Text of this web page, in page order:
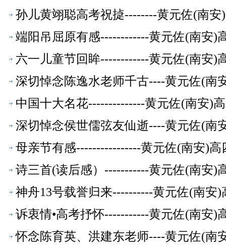
孙儿黄翊聪高考祝㨗--------黄元佐(南
端阳吊屈原有感------------黄元佐(南安)
六一儿童节回眸------------黄元佐(南安)
深切悼念陈逸水老师千古----黄元佐(南
中国十大名花--------------黄元佐(南安)
深切悼念侯世儒弦友仙逝----黄元佐(南
母亲节有感----------------黄元佐(南安)
诗三首(读后感）-----------黄元佐(南安)
神舟13号载誉归来----------黄元佐(南安
诉衷情•高考抒怀-----------黄元佐(南安)
怀念陈育英、洪建东老师----黄元佐(南